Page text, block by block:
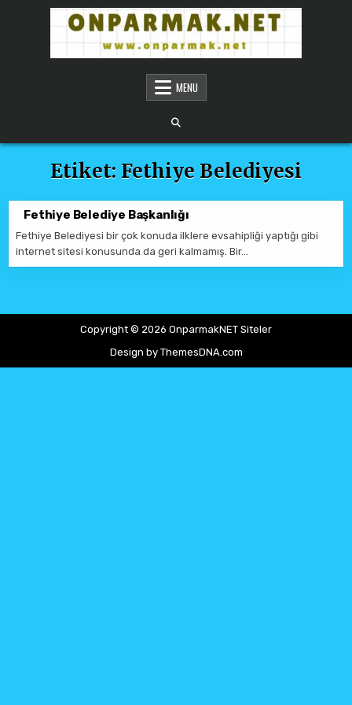
Skip to content
ONPARMAKNET SITELERMENU
Etiket: Fethiye Belediyesi
Fethiye Belediye Başkanlığı
Fethiye Belediyesi bir çok konuda ilklere evsahipliği yaptığı gibi
internet sitesi konusunda da geri kalmamış. Bir…
Copyright © 2026 OnparmakNET Siteler
Design by ThemesDNA.com